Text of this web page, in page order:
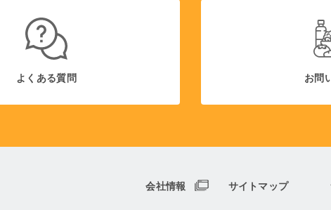
よくある質問 お問
会社情報 サイトマップ